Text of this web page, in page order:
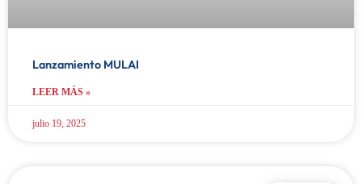
Lanzamiento MULAI
LEER MÁS »
julio 19, 2025